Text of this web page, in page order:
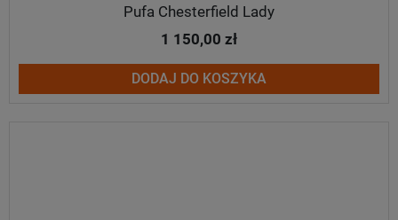
Pufa Chesterfield Lady
1 150,00 zł
DODAJ DO KOSZYKA